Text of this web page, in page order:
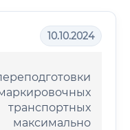
10.10.2024